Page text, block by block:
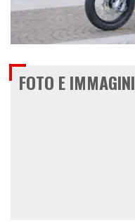
€ 3.190
FOTO E IMMAGINI